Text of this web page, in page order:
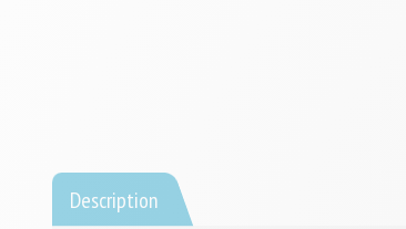
Description